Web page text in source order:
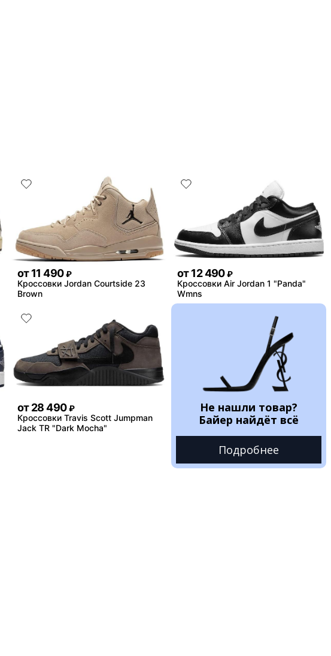
от 11 490 ₽
Кроссовки Jordan Courtside 23
Brown
от 12 490 ₽
Кроссовки Air Jordan 1 "Panda"
Wmns
от 28 490 ₽
Кроссовки Travis Scott Jumpman
Jack TR "Dark Mocha"
Не нашли товар?
Байер найдёт всё
Подробнее